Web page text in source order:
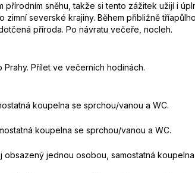
přírodním sněhu, takže si tento zážitek užijí i
severské krajiny. Během přibližně
příroda. Po návratu večeře, nocleh.
Přílet ve večerních hodinách.
koupelna se sprchou/vanou a WC.
koupelna se sprchou/vanou a WC.
jednou osobou, samostatná